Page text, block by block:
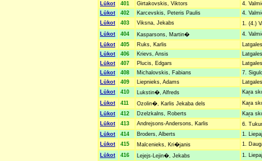
Lūkot 401 Girtakovskis, Viktors
4.
Lūkot
402 Karcevskis, Peteris Paulis
4.
Lūkot
403 Viksna, Jekabs
1. (4.)
Lūkot
404 Kasparsons, Martin�
4.
Lūkot
405 Ruks, Karlis
Lūkot
406 Krievs, Ansis
Lūkot
407 Plucis, Edgars
Lūkot
408 Michalovskis, Fabians
7.
Lūkot
409 Liepnieks, Adams
Lūkot
410 Lukstin�, Alfreds
Kaŗa
Lūkot
411 Ozolin�, Karlis Jekaba dels
Kaŗa
Lūkot
412 Dzelzkalns, Roberts
Kaŗa
Lūkot
413 Andrejsons-Andersons, Karlis
6.
Lūkot
414 Broders, Alberts
1.
Lūkot
415 Malcenieks, Kri�janis
1.
Lūkot
416 Lejejs-Lejin�, Jekabs
1.